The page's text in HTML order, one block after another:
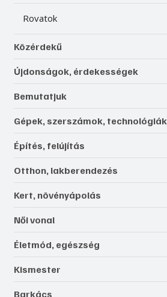
Rovatok
Közérdekű
Újdonságok, érdekességek
Bemutatjuk
Gépek, szerszámok, technológiák
Építés, felújítás
Otthon, lakberendezés
Kert, növényápolás
Női vonal
Életmód, egészség
Kismester
Barkács